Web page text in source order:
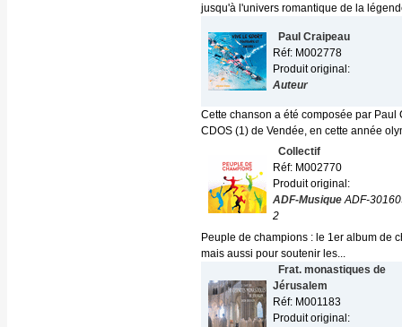
jusqu'à l'univers romantique de la
Paul Craipeau
Réf: M002778
Produit original:
Auteur
Cette chanson a été composée par
CDOS (1) de Vendée, en cette année
Collectif
Réf: M002770
Produit original:
ADF-MusiqueADF-
2
Peuple de champions : le 1er album de
mais aussi pour soutenir les...
Frat. monastiques de
Jérusalem
Réf: M001183
Produit original: